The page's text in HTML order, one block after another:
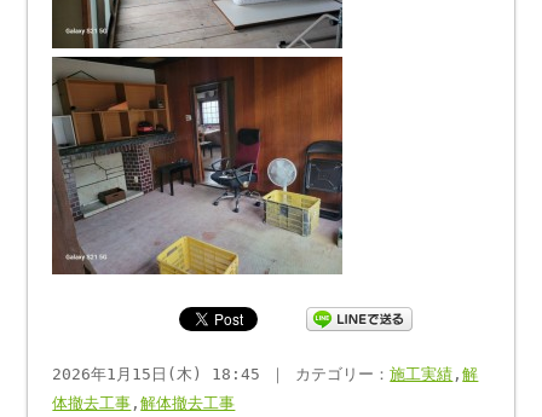
2026年1月15日(木) 18:45 ｜ カテゴリー：施工実績 ,解
体撤去工事 ,解体撤去工事